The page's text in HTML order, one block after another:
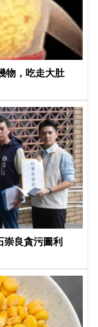
物，吃走大肚
崇良貪污圖利